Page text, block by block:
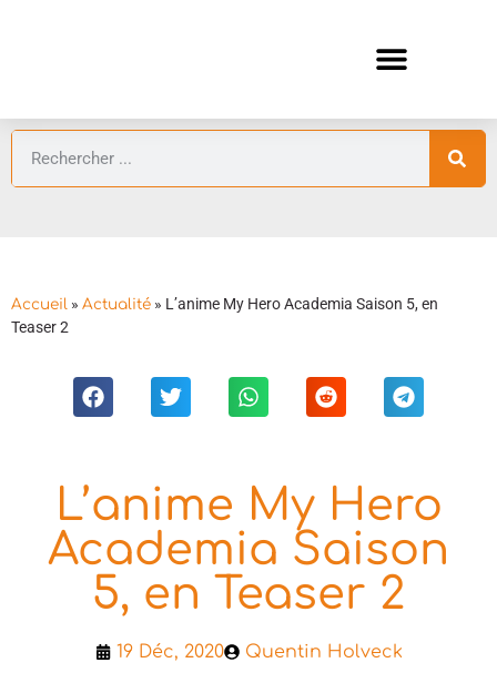
Accueil » Actualité » L’anime My Hero Academia Saison 5, en
Teaser 2
L’anime My Hero
Academia Saison
5, en Teaser 2
19 Déc, 2020 Quentin Holveck